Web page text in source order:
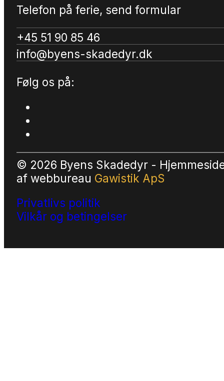
Telefon på ferie, send formular
+45 51 90 85 46
info@byens-skadedyr.dk
Følg os på:
© 2026 Byens Skadedyr -
af webbureau Gawistik ApS
Privatlivs politik
Vilkår og betingelser